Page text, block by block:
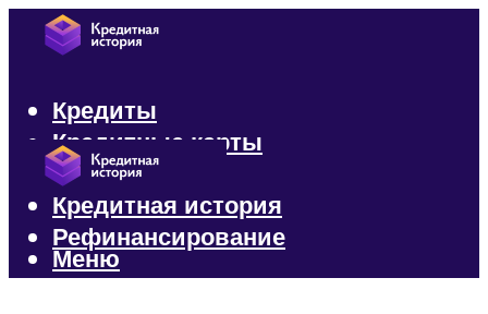
Кредиты
Кредитные карты
Микрозаймы
Кредитная история
Рефинансирование
Меню